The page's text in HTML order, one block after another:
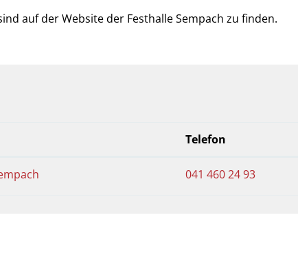
auf der Website der Festhalle Sempach zu finden.
Telefon
041 460 24 93